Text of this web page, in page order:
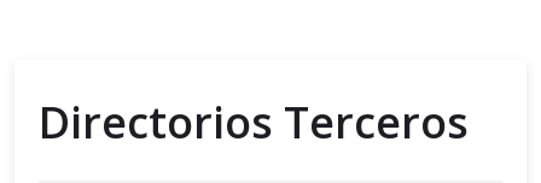
Directorios Terceros